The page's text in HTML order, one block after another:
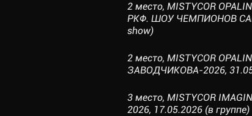
2 место, MISTYCOR
РКФ. ШОУ ЧЕМПИОНОВ
show)
2 место, MISTYCOR
ЗАВОДЧИКОВА-2026,
3 место, MISTYCOR
2026, 17.05.2026 (в группе)